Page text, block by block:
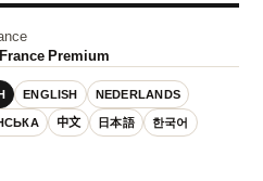
France Premium
ENGLISH NEDERLANDS
中文 日本語 한국어